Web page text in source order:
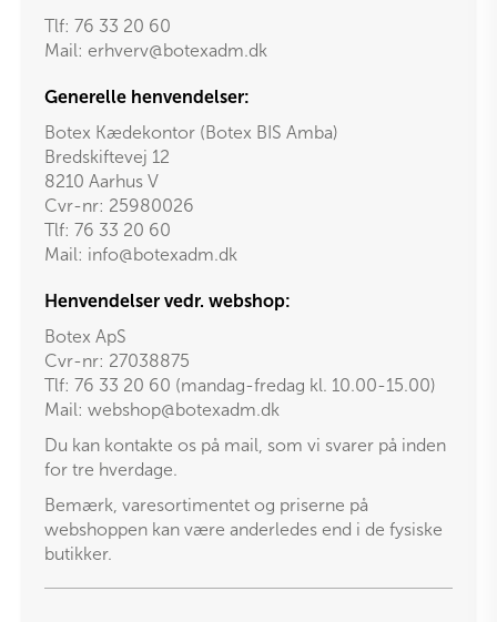
Tlf: 76 33 20 60
Mail: erhverv@botexadm.dk
Generelle henvendelser:
Botex Kædekontor (Botex BIS Amba)
Bredskiftevej 12
8210 Aarhus V
Cvr-nr: 25980026
Tlf: 76 33 20 60
Mail: info@botexadm.dk
Henvendelser vedr. webshop:
Botex ApS
Cvr-nr: 27038875
Tlf: 76 33 20 60 (mandag-fredag kl. 10.00-15.00)
Mail: webshop@botexadm.dk
Du kan kontakte os på mail, som vi svarer på inden
for tre hverdage.
Bemærk, varesortimentet og priserne på
webshoppen kan være anderledes end i de fysiske
butikker.